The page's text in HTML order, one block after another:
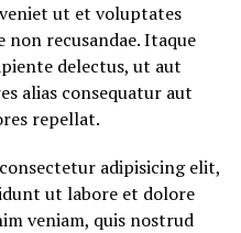
ut et voluptates
recusandae. Itaque
delectus, ut aut
alias consequatur aut
repellat.
adipisicing elit,
ut labore et dolore
veniam, quis nostrud